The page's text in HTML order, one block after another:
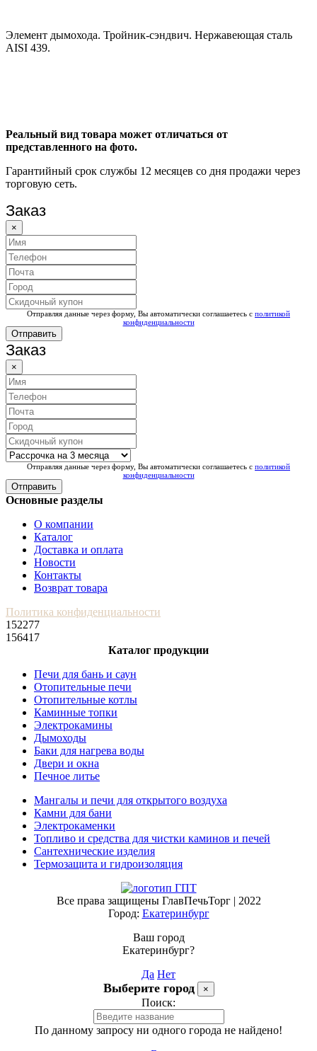
Элемент дымохода. Тройник-сэндвич. Нержавеющая сталь
AISI 439.
Реальный вид товара может отличаться от
представленного на фото.
Гарантийный срок службы 12 месяцев со дня продажи через
торговую сеть.
Заказ
×
Отправляя данные через форму, Вы автоматически соглашаетесь с политикой
конфиденциальности
Отправить
Заказ
×
Отправляя данные через форму, Вы автоматически соглашаетесь с политикой
конфиденциальности
Отправить
Основные разделы
О компании
Каталог
Доставка и оплата
Новости
Контакты
Возврат товара
Политика конфиденциальности
152277
156417
Каталог продукции
Печи для бань и саун
Отопительные печи
Отопительные котлы
Каминные топки
Электрокамины
Дымоходы
Баки для нагрева воды
Двери и окна
Печное литье
Мангалы и печи для открытого воздуха
Камни для бани
Электрокаменки
Топливо и средства для чистки каминов и печей
Сантехнические изделия
Термозащита и гидроизоляция
Все права защищены ГлавПечьТорг | 2022
Город: Екатеринбург
Ваш город
Екатеринбург?
Да Нет
Выберите город ×
Поиск:
По данному запросу ни одного города не найдено!